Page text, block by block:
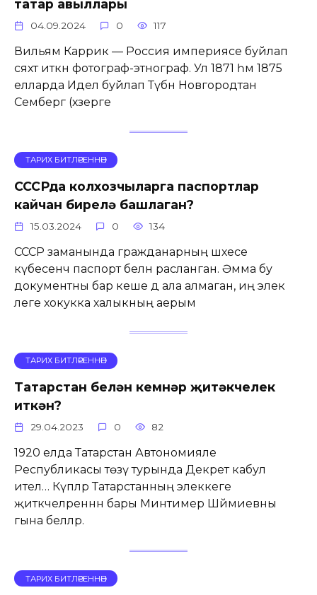
татар авыллары
04.09.2024 0 117
Вильям Каррик — Россия империясе буйлап
сәяхәт иткән фотограф-этнограф. Ул 1871 һәм 1875
елларда Идел буйлап Түбән Новгородтан
Сембергә (хәзерге
ТАРИХ БИТЛӘРЕННӘН
СССРда колхозчыларга паспортлар
кайчан бирелә башлаган?
15.03.2024 0 134
СССР заманында гражданарның шәхесе
күбесенчә паспорт белән расланган. Әмма бу
документны бар кеше дә ала алмаган, иң элек
әлеге хокукка халыкның аерым
ТАРИХ БИТЛӘРЕННӘН
Татарстан белән кемнәр җитәкчелек
иткән?
29.04.2023 0 82
1920 елда Татарстан Автономияле
Республикасы төзү турында Декрет кабул
ителә… Күпләр Татарстанның элеккеге
җитәкчеләреннән бары Минтимер Шәймиевны
гына беләләр.
ТАРИХ БИТЛӘРЕННӘН